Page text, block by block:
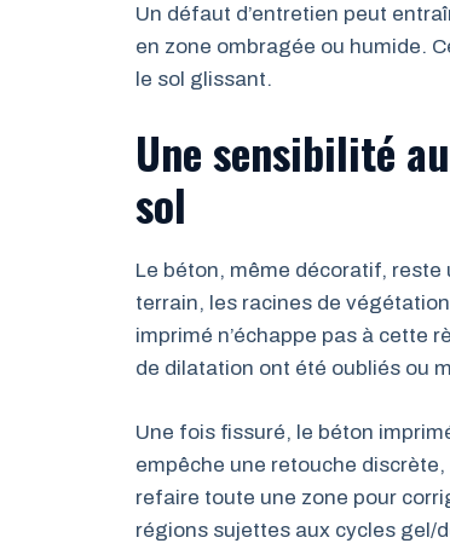
Un défaut d’entretien peut
en zone ombragée ou humide.
le sol glissant.
Une sensibilité
sol
Le béton, même décoratif,
terrain, les racines de
imprimé n’échappe pas à cette
de dilatation ont été oubliés ou
Une fois fissuré, le béton
empêche une retouche
refaire toute une zone pour
régions sujettes aux cycles gel/